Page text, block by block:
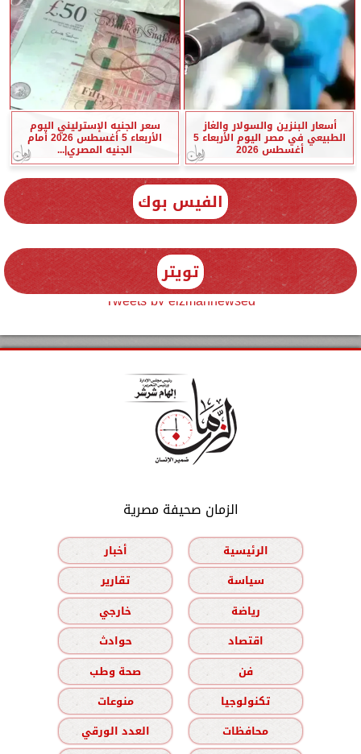
أسعار البنزين والسولار والغاز
الطبيعي في مصر اليوم الأربعاء 5
أغسطس 2026
سعر الجنيه الإسترليني اليوم
الأربعاء 5 أغسطس 2026 أمام
الجنيه المصري|...
الفيس بوك
تويتر
Tweets by elzmannewseg
الزمان صحيفة مصرية
الرئيسية
أخبار
سياسة
تقارير
رياضة
خارجي
اقتصاد
حوادث
فن
صحة وطب
تكنولوجيا
منوعات
محافظات
العدد الورقي